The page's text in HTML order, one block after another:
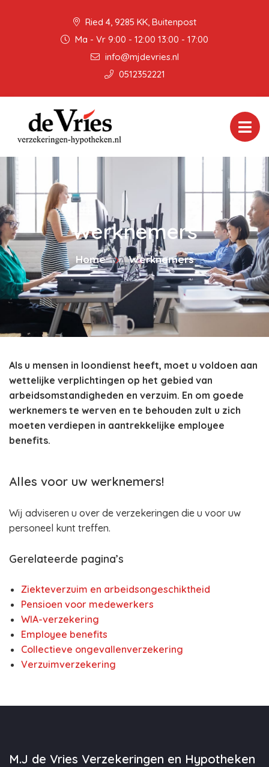
Ried 4, 9285 KK, Buitenpost
Ma - Vr 9:00 - 12:00 13:00 - 17:00
info@mjdevries.nl
0512352221
Werknemers
Home Werknemers
Als u mensen in loondienst heeft, moet u voldoen aan
wettelijke verplichtingen op het gebied van
arbeidsomstandigheden en verzuim. En om goede
werknemers te werven en te behouden zult u zich
moeten verdiepen in aantrekkelijke employee
benefits.
Alles voor uw werknemers!
Wij adviseren u over de verzekeringen die u voor uw
personeel kunt treffen.
Gerelateerde pagina’s
Ziekteverzuim en arbeidsongeschiktheid
Pensioen voor medewerkers
WIA-verzekering
Employee benefits
Collectieve ongevallenverzekering
Verzuimverzekering
M.J de Vries Verzekeringen en Hypotheken